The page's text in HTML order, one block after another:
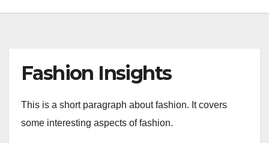
Fashion Insights
This is a short paragraph about fashion. It covers
some interesting aspects of fashion.